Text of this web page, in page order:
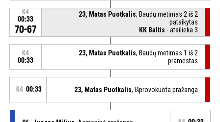
K4
00:33
70-67
23, Matas Puotkalis, Baudų metimas 2 iš 2
pataikytas
KK Baltis - atsilieka 3
K4
00:33
23, Matas Puotkalis, Baudų metimas 1 iš 2
pramestas
K4 00:33 23, Matas Puotkalis, Išprovokuota pražanga